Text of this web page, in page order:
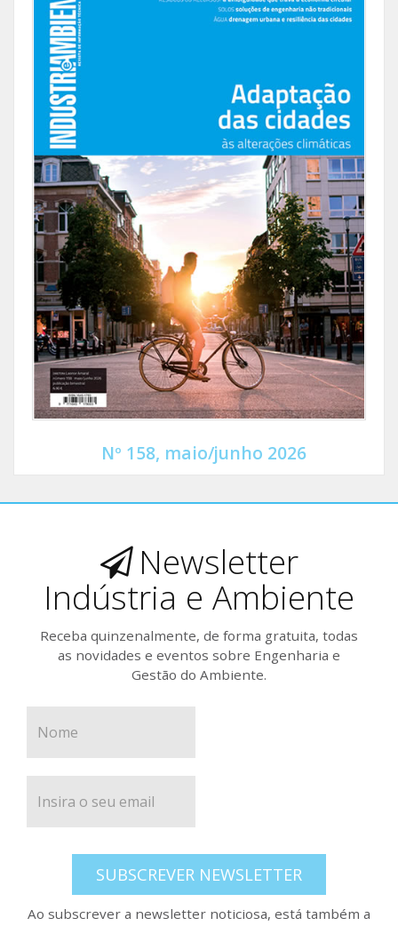
Nº 158, maio/junho 2026
Newsletter
Indústria e Ambiente
Receba quinzenalmente, de forma gratuita, todas
as novidades e eventos sobre Engenharia e
Gestão do Ambiente.
SUBSCREVER NEWSLETTER
Ao subscrever a newsletter noticiosa, está também a